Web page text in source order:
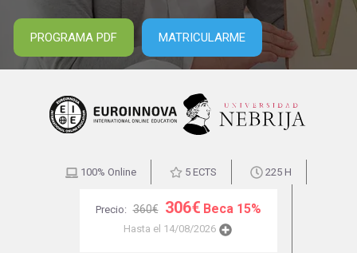
PROGRAMA PDF MATRICULARME
100% Online 5 ECTS 225 H
Precio: 360€ 306€ Beca 15%
Hasta el 14/08/2026